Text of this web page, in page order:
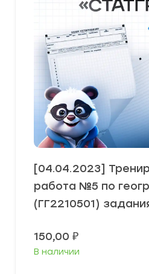
[04.04.2023]
работа №5 по
(ГГ2210501)
150,00 ₽
В наличии